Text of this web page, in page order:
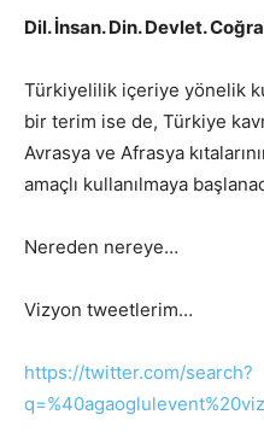
Dil. İnsan. Din. Devlet.
Türkiyelilik içeriye yönelik
bir terim ise de, Türkiye
Avrasya ve Afrasya
amaçlı kullanılmaya
Nereden nereye…
Vizyon tweetlerim…
https://twitter.com/search?